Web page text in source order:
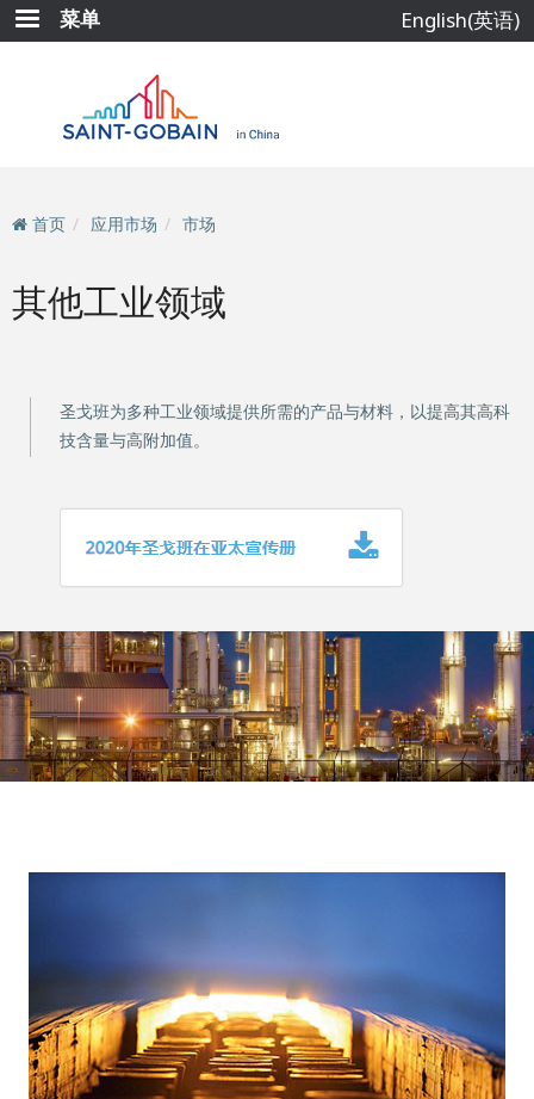
跳
转
菜单 English(英语)
首页 应用市场 市场
其他工业领域
圣戈班为多种工业领域提供所需的产品与材料，以提高其高科
技含量与高附加值。